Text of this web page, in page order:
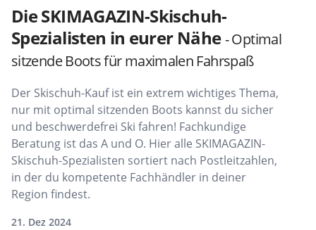
Die SKIMAGAZIN-Skischuh-
Spezialisten in eurer Nähe- Optimal
sitzende Boots für maximalen Fahrspaß
Der Skischuh-Kauf ist ein extrem wichtiges Thema,
nur mit optimal sitzenden Boots kannst du sicher
und beschwerdefrei Ski fahren! Fachkundige
Beratung ist das A und O. Hier alle SKIMAGAZIN-
Skischuh-Spezialisten sortiert nach Postleitzahlen,
in der du kompetente Fachhändler in deiner
Region findest.
21. Dez 2024